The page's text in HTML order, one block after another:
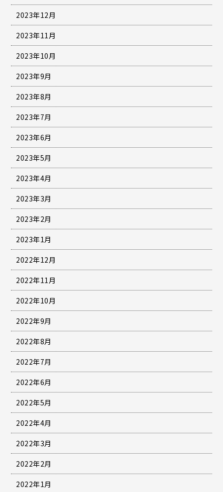
2023年12月
2023年11月
2023年10月
2023年9月
2023年8月
2023年7月
2023年6月
2023年5月
2023年4月
2023年3月
2023年2月
2023年1月
2022年12月
2022年11月
2022年10月
2022年9月
2022年8月
2022年7月
2022年6月
2022年5月
2022年4月
2022年3月
2022年2月
2022年1月